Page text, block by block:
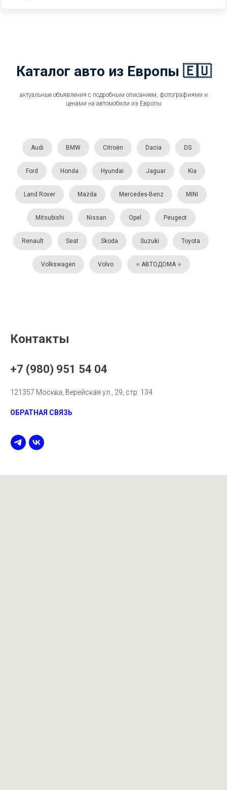
Каталог авто из Европы 🇪🇺
актуальные объявления с подробным описанием, фотографиями и
ценами на автомобили из Европы
Audi BMW Citroën Dacia DS
Ford Honda Hyundai Jaguar Kia
Land Rover Mazda Mercedes-Benz MINI
Mitsubishi Nissan Opel Peugeot
Renault Seat Skoda Suzuki Toyota
Volkswagen Volvo ⭐️ АВТОДОМА ⭐️
Контакты
+7 (980) 951 54 04
121357 Москва, Верейская ул., 29, стр. 134
ОБРАТНАЯ СВЯЗЬ